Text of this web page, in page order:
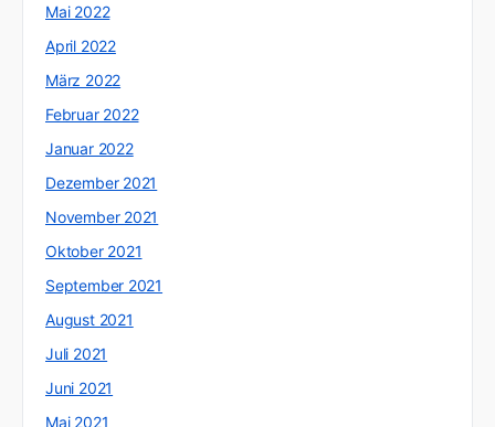
Mai 2022
April 2022
März 2022
Februar 2022
Januar 2022
Dezember 2021
November 2021
Oktober 2021
September 2021
August 2021
Juli 2021
Juni 2021
Mai 2021